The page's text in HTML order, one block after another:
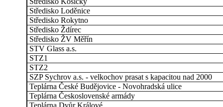
Středisko Loděnice
Středisko Rokytno
Středisko Ždírec
Středisko ŽV Měřín
STV Glass a.s.
STZ1
STZ2
SZP Sychrov a.s. - velkochov prasat s kapacitou nad 2000
Teplárna České Budějovice - Novohradská ulice
Teplárna Československé armády
Teplárna Dvůr Králové